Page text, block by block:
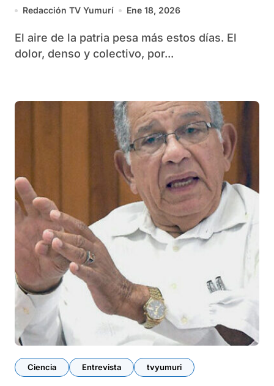
Redacción TV Yumurí Ene 18, 2026
El aire de la patria pesa más estos días. El
dolor, denso y colectivo, por...
Ciencia Entrevista tvyumuri